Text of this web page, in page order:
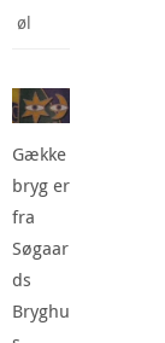
øl
Gække
bryg er
fra
Søgaar
ds
Bryghu